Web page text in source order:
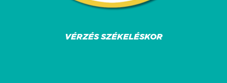
VÉRZÉS SZÉKELÉSKOR